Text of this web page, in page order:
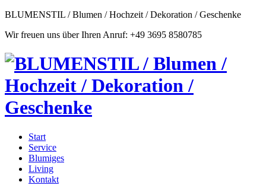
BLUMENSTIL / Blumen / Hochzeit / Dekoration / Geschenke
Wir freuen uns über Ihren Anruf: +49 3695 8580785
Start
Service
Blumiges
Living
Kontakt